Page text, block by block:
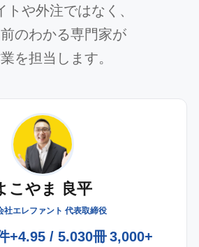
トや外注ではなく、
のわかる専門家が
を担当します。
こやま 良平
社エレファント 代表取締役
+4.95 / 5.030冊 3,000+